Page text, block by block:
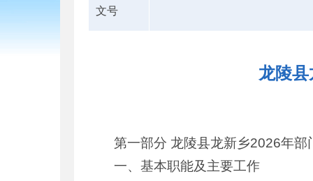
文号
龙陵
第一部分 龙陵县龙新乡2026年部
一、基本职能及主要工作